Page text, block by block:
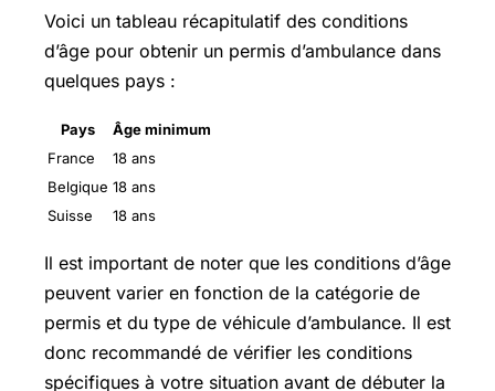
Voici un tableau récapitulatif des conditions
d’âge pour obtenir un permis d’ambulance dans
quelques pays :
Pays
Âge minimum
France
18 ans
Belgique 18 ans
Suisse
18 ans
Il est important de noter que les conditions d’âge
peuvent varier en fonction de la catégorie de
permis et du type de véhicule d’ambulance. Il est
donc recommandé de vérifier les conditions
spécifiques à votre situation avant de débuter la